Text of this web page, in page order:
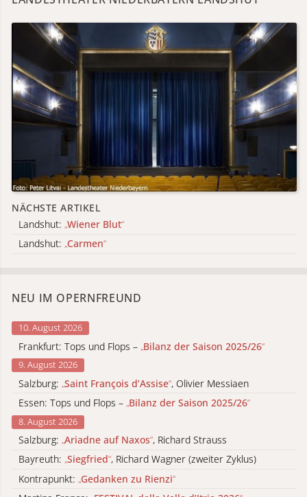
NÄCHSTE ARTIKEL
Landshut: „Wiener Blut“
Landshut: „Carmen“
NEU IM OPERNFREUND
10. August 2026
Frankfurt: Tops und Flops – „Bilanz der Saison 2025/26“
9. August 2026
Salzburg: „Saint François d’Assise“, Olivier Messiaen
Essen: Tops und Flops – „Bilanz der Saison 2025/26“
8. August 2026
Salzburg: „Ariadne auf Naxos“, Richard Strauss
Bayreuth: „Siegfried“, Richard Wagner (zweiter Zyklus)
Kontrapunkt: „Gedanken zu Rienzi“